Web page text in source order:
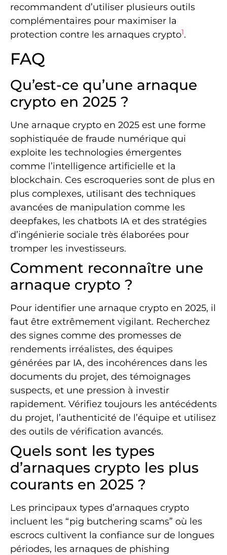
recommandent d’utiliser plusieurs outils
complémentaires pour maximiser la
protection contre les arnaques crypto1.
FAQ
Qu’est-ce qu’une arnaque
crypto en 2025 ?
Une arnaque crypto en 2025 est une forme
sophistiquée de fraude numérique qui
exploite les technologies émergentes
comme l’intelligence artificielle et la
blockchain. Ces escroqueries sont de plus en
plus complexes, utilisant des techniques
avancées de manipulation comme les
deepfakes, les chatbots IA et des stratégies
d’ingénierie sociale très élaborées pour
tromper les investisseurs.
Comment reconnaître une
arnaque crypto ?
Pour identifier une arnaque crypto en 2025, il
faut être extrêmement vigilant. Recherchez
des signes comme des promesses de
rendements irréalistes, des équipes
générées par IA, des incohérences dans les
documents du projet, des témoignages
suspects, et une pression à investir
rapidement. Vérifiez toujours les antécédents
du projet, l’authenticité de l’équipe et utilisez
des outils de vérification avancés.
Quels sont les types
d’arnaques crypto les plus
courants en 2025 ?
Les principaux types d’arnaques crypto
incluent les “pig butchering scams” où les
escrocs cultivent la confiance sur de longues
périodes, les arnaques de phishing